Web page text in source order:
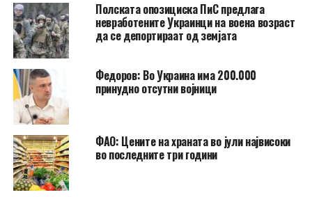
Полската опозициска ПиС предлага
невработените Украинци на воена возраст
да се депортираат од земјата
Федоров: Во Украина има 200.000
принудно отсутни војници
ФАО: Цените на храната во јули највисоки
во последните три години